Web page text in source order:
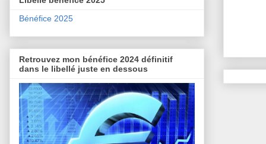
Bénéfice 2025
Retrouvez mon bénéfice 2024 définitif
dans le libellé juste en dessous